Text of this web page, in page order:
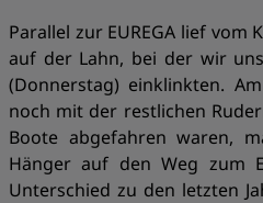
Parallel zur EUREGA lief vom
auf der Lahn, bei der wir
(Donnerstag) einklinkten.
noch mit der restlichen
Boote abgefahren waren,
Hänger auf den Weg zum
Unterschied zu den letzten